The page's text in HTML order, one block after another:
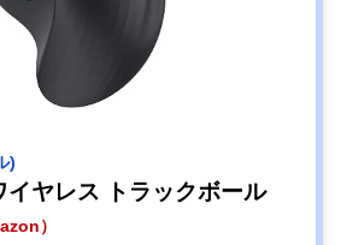
)
ヤレス トラックボール
）